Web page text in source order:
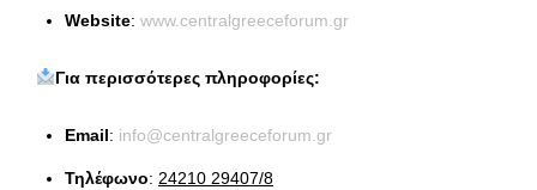
Website: www.centralgreeceforum.gr
Για περισσότερες πληροφορίες:
Email: info@centralgreeceforum.gr
Τηλέφωνο: 24210 29407/8